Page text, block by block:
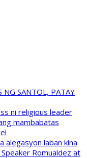
NG SANTOL, PATAY
ni religious leader
mambabatas
alegasyon laban kina
Romualdez at